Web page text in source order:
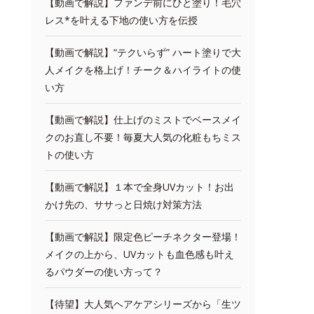
レス*を叶える下地の使い方を伝授
【動画で解説】“テクいらず” ハート塗りで大
人メイクを格上げ！チーク＆ハイライトの使
い方
【動画で解説】仕上げのミストでベースメイ
クのお直し不要！毎夏大人気の化粧もちミス
トの使い方
【動画で解説】１本で全身UVカット！お出
かけ先の、ササっと日焼け対策方法
【動画で解説】限定色ピーチネクター登場！
メイクの上から、UVカットも血色感も叶え
るパウダーの使い方って？
【待望】大人気ヘアケアシリーズから「生ツ